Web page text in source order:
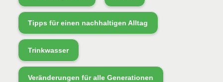
Tipps für einen nachhaltigen Alltag
Trinkwasser
Veränderungen für alle Generationen